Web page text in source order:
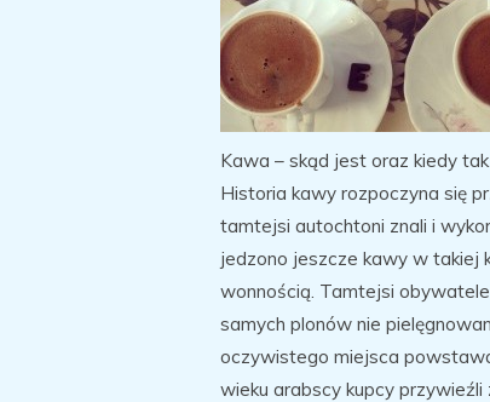
Kawa – skąd jest oraz kiedy
Historia kawy rozpoczyna się
tamtejsi autochtoni znali i
jedzono jeszcze kawy w takiej
wonnością. Tamtejsi
samych plonów nie
oczywistego miejsca
wieku arabscy kupcy